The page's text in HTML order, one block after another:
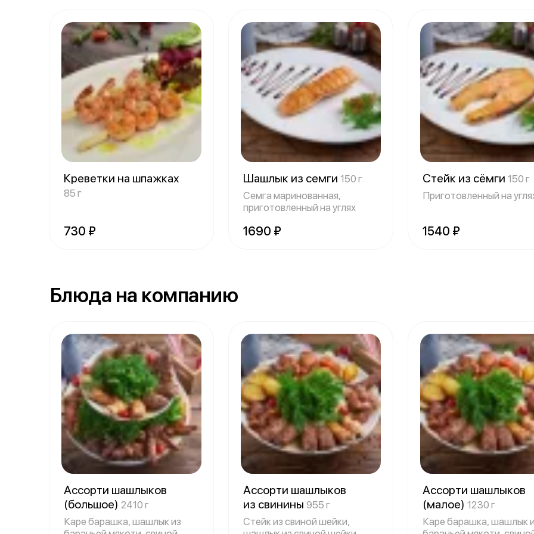
Креветки на шпажках
85 г
730 ₽
Шашлык из семги 150 г
Семга маринованная,
приготовленный на углях
1690 ₽
Стейк из сёмги 150 г
Приготовленный на
1540 ₽
Блюда на компанию
Ассорти шашлыков
(большое) 2410 г
Каре барашка, шашлык из
Ассорти шашлыков
из свинины 955 г
Стейк из свиной шейки,
Ассорти шашлыков
(малое) 1230 г
Каре барашка, шашлык